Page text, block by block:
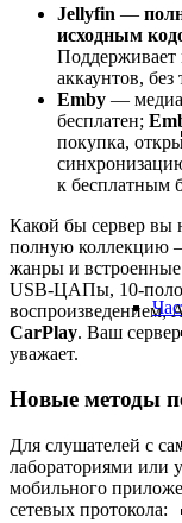
Jellyfin —
исходным
аккаунтов,
Emby —
бесплатен;
покупка,
к бесплатным
Какой бы сервер вы
полную коллекцию
жанры и
USB-ЦАПы, 10-
воспроизведением,
CarPlay. Ваш
уважает.
Новые методы
Для слушателей с
лабораториями или
мобильного
сетевых протокола: